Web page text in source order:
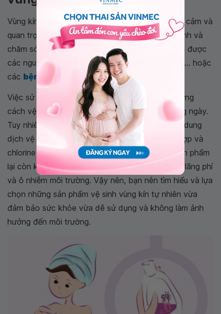
Vùng kín của phụ nữ như một bộ phận khá nhạy cảm và
quan trọng đối với sức khoẻ nên cần được vệ sinh và
chăm sóc kỹ lưỡng đúng cách. Như vậy sẽ tránh được
các nguy cơ gây viêm nhiễm,khí hư có mùi hôi ... hoặc
các bệnh phụ khoa .
Việc sử dụng dung dịch vệ sinh là một trong những
cách vệ sinh vùng kín khi có kinh nguyệt và hàng ngày.
Tuy nhiên, hiện nay trên thị trường có khá nhiều dung
dịch vệ sinh vùng kín có chứa nhiều chất tổng hợp và
chlorine có hại cho sức khỏe. Hơn nữa, nhiều sản phẩm
lại còn không thể tái sử dụng gây nên tình trạng lãng phí
và ô nhiễm môi trường. Vậy nên, bạn nên tìm hiểu và lựa
chọn những sản phẩm vệ sinh vùng kín tự nhiên vừa
đảm bảo sức khỏe vừa dễ sử dụng và không làm ảnh
hưởng đến môi trường.